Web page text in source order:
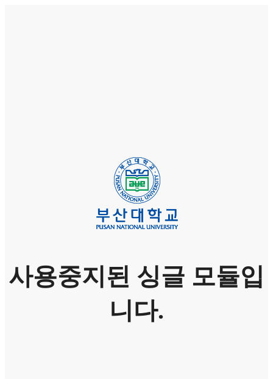
사용중지된 싱글 모듈입
니다.